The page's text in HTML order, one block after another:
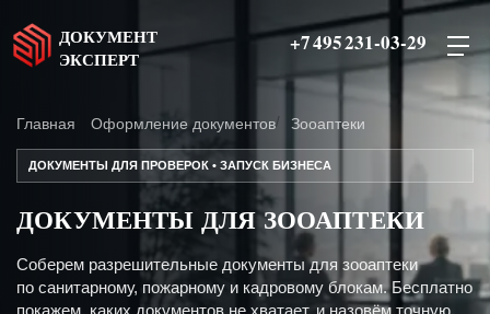
ДОКУМЕНТ
ЭКСПЕРТ
+7 495 231-03-29
Главная Оформление документов Зооаптеки
ДОКУМЕНТЫ ДЛЯ ПРОВЕРОК • ЗАПУСК БИЗНЕСА
ДОКУМЕНТЫ ДЛЯ ЗООАПТЕКИ
Соберем разрешительные документы для зооаптеки
по санитарному, пожарному и кадровому блокам. Бесплатно
покажем, каких документов не хватает, и назовём точную